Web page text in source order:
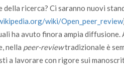
della ricerca? Ci saranno nuovi
­wiki/­Open­_peer­_review
ha avuto finora ampia
nella peer-reviewtradizionale è
a lavorare con rigore sui